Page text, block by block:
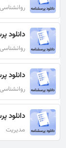
روانشناسی
دانلود
روانشناسی
دانلود
روانشناسی
دانلود
مدیریت